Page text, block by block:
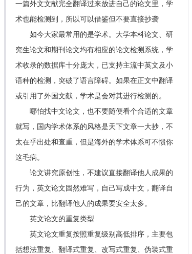
一篇外文文献完全翻译过来放进自己的论文里，学
术也能检测到，所以可以借鉴但不要直接抄袭
如今大家最常用的是学术。大学本科论文、研
究生论文和期刊论文均有相应的论文检测系统，学
术收录的数据库十分庞大，已支持主流中英文及小
语种的检测，突破了语言障碍。如果在正文中翻译
或引用了外国文献，学术是会对其进行检测的。
哪怕找中文论文，也不要随便看个合适的文章
就写，国内学术体系的风格是天下文章一大抄，不
太在乎出处和查重，但是海外的学术体系可不惯你
这毛病。
论文讲究原创性，不建议直接翻译他人成果的
行为，英文论文固然难写，自己写成中文，翻译自
己的文章，比翻译他人的成果要安全太多。
英文论文的重复类型
英文论文重复按照重复级别高低排序，主要包
括想法重复、翻译式重复、改写式重复、伪装式重